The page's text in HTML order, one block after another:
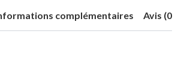
complémentaires Avis (0)